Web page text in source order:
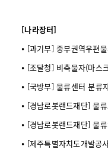
[나라장터]
⦁ [과기부] 중부권역우편
⦁ [조달청] 비축물자(마스
⦁ [국방부] 물류센터 분류
⦁ [경남로봇랜드재단] 물
⦁ [경남로봇랜드재단] 물
⦁ [제주특별자치도개발공